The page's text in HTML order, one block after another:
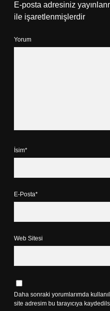
E-posta adresiniz
ile işaretlenmişlerdir
Yorum
İsim*
E-Posta*
Web Sitesi
Daha sonraki yorumlarımda
site adresim bu tarayıcıya